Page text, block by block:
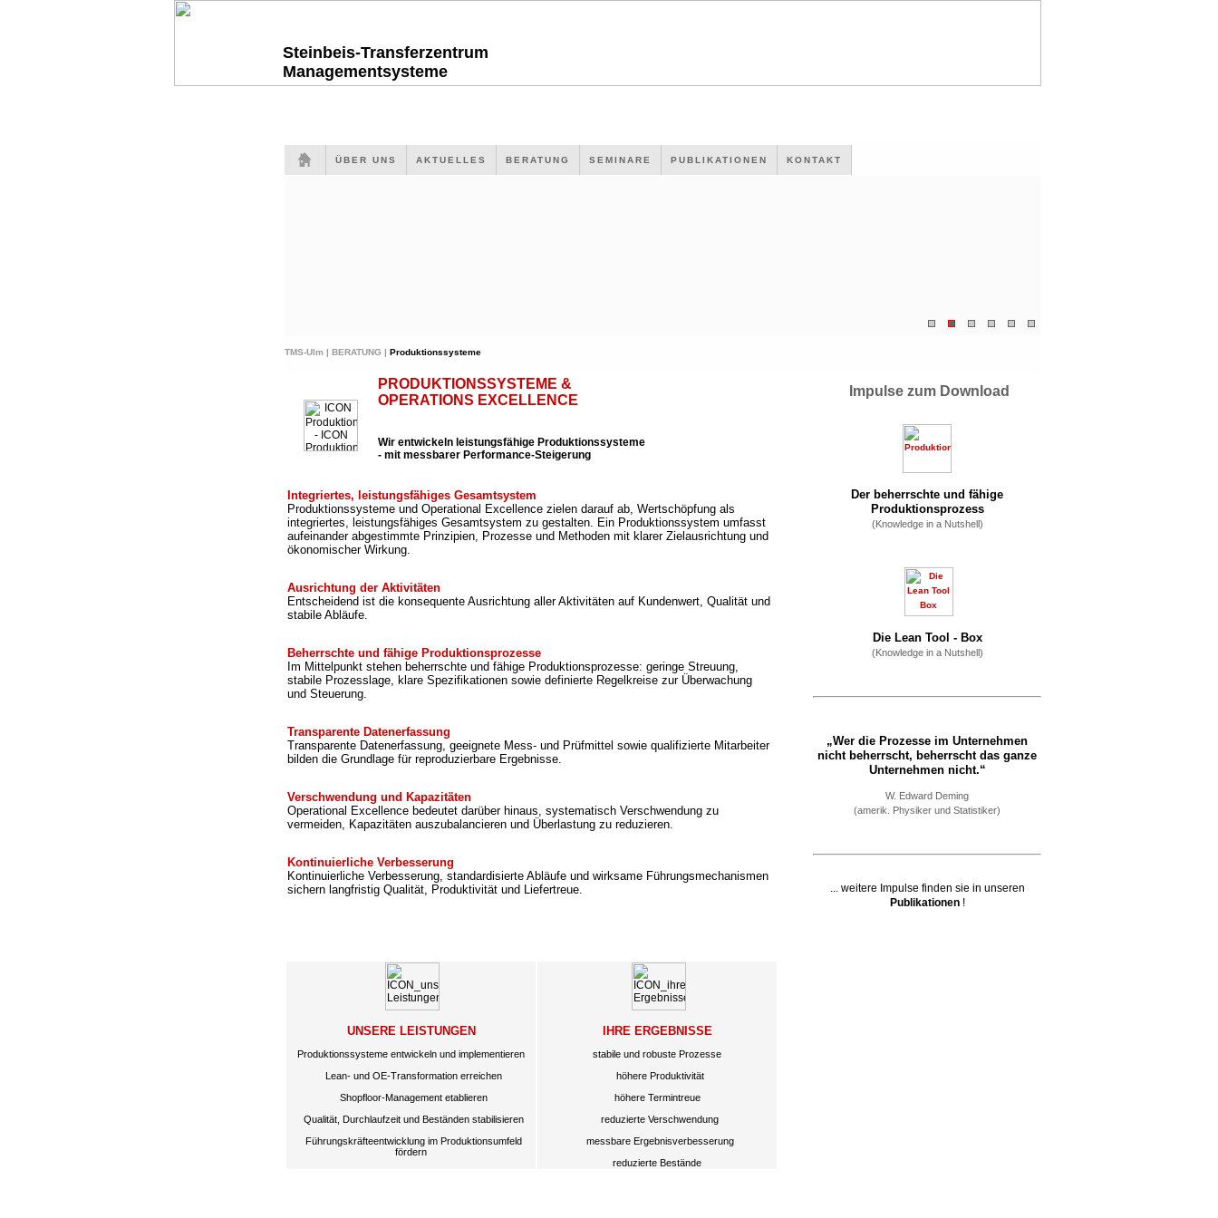
Steinbeis-Transferzentrum
Managementsysteme
ÜBER UNS AKTUELLES BERATUNG SEMINARE PUBLIKATIONEN KONTAKT
TMS-Ulm | BERATUNG | Produktionssysteme
PRODUKTIONSSYSTEME &
OPERATIONS EXCELLENCE
Wir entwickeln leistungsfähige Produktionssysteme
- mit messbarer Performance-Steigerung
Integriertes, leistungsfähiges Gesamtsystem
Produktionssysteme und Operational Excellence zielen darauf ab, Wertschöpfung als
integriertes, leistungsfähiges Gesamtsystem zu gestalten. Ein Produktionssystem umfasst
aufeinander abgestimmte Prinzipien, Prozesse und Methoden mit klarer Zielausrichtung und
ökonomischer Wirkung.
Ausrichtung der Aktivitäten
Entscheidend ist die konsequente Ausrichtung aller Aktivitäten auf Kundenwert, Qualität und
stabile Abläufe.
Beherrschte und fähige Produktionsprozesse
Im Mittelpunkt stehen beherrschte und fähige Produktionsprozesse: geringe Streuung,
stabile Prozesslage, klare Spezifikationen sowie definierte Regelkreise zur Überwachung
und Steuerung.
Transparente Datenerfassung
Transparente Datenerfassung, geeignete Mess- und Prüfmittel sowie qualifizierte Mitarbeiter
bilden die Grundlage für reproduzierbare Ergebnisse.
Verschwendung und Kapazitäten
Operational Excellence bedeutet darüber hinaus, systematisch Verschwendung zu
vermeiden, Kapazitäten auszubalancieren und Überlastung zu reduzieren.
Kontinuierliche Verbesserung
Kontinuierliche Verbesserung, standardisierte Abläufe und wirksame Führungsmechanismen
sichern langfristig Qualität, Produktivität und Liefertreue.
UNSERE LEISTUNGEN
Produktionssysteme entwickeln und implementieren
Lean- und OE-Transformation erreichen
Shopfloor-Management etablieren
Qualität, Durchlaufzeit und Beständen stabilisieren
Führungskräfteentwicklung im Produktionsumfeld
fördern
IHRE ERGEBNISSE
stabile und robuste Prozesse
höhere Produktivität
höhere Termintreue
reduzierte Verschwendung
messbare Ergebnisverbesserung
reduzierte Bestände
Impulse zum Download
Der beherrschte und fähige
Produktionsprozess
(Knowledge in a Nutshell)
Die Lean Tool - Box
(Knowledge in a Nutshell)
„Wer die Prozesse im Unternehmen
nicht beherrscht, beherrscht das ganze
Unternehmen nicht.“
W. Edward Deming
(amerik. Physiker und Statistiker)
... weitere Impulse finden sie in unseren
Publikationen!